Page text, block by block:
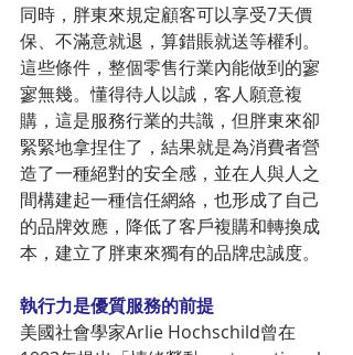
同時，胖東來規定顧客可以享受7天價
保、不滿意就退，算錯賬就送等權利。
這些條件，整個零售行業內能做到的寥
寥無幾。懂得待人以誠，客人願意複
購，這是服務行業的共識，但胖東來卻
緊緊地拿捏住了，結果就是為消費者營
造了一種絕對的安全感，並在人與人之
間構建起一種信任網絡，也形成了自己
的品牌效應，降低了客戶複購和轉換成
本，建立了胖東來獨有的品牌忠誠度。
執行力是優質服務的前提
美國社會學家Arlie Hochschild曾在